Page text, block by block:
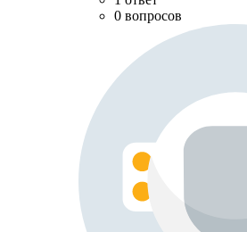
0 вопросов